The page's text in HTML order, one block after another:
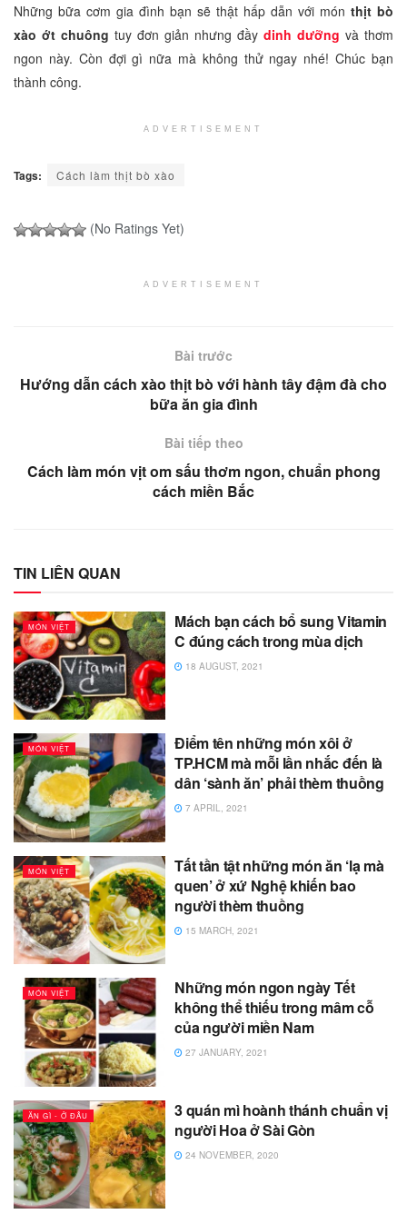
Những bữa cơm gia đình bạn sẽ thật hấp dẫn với món thịt bò
xào ớt chuông tuy đơn giản nhưng đầy dinh dưỡng và thơm
ngon này. Còn đợi gì nữa mà không thử ngay nhé! Chúc bạn
thành công.
ADVERTISEMENT
Tags: Cách làm thịt bò xào
(No Ratings Yet)
ADVERTISEMENT
Bài trước
Hướng dẫn cách xào thịt bò với hành tây đậm đà cho
bữa ăn gia đình
Bài tiếp theo
Cách làm món vịt om sấu thơm ngon, chuẩn phong
cách miền Bắc
TIN LIÊN QUAN
MÓN VIỆT
Mách bạn cách bổ sung Vitamin
C đúng cách trong mùa dịch
18 AUGUST, 2021
MÓN VIỆT
Điểm tên những món xôi ở
TP.HCM mà mỗi lần nhắc đến là
dân ‘sành ăn’ phải thèm thuồng
7 APRIL, 2021
MÓN VIỆT
Tất tần tật những món ăn ‘lạ mà
quen’ ở xứ Nghệ khiến bao
người thèm thuồng
15 MARCH, 2021
MÓN VIỆT
Những món ngon ngày Tết
không thể thiếu trong mâm cỗ
của người miền Nam
27 JANUARY, 2021
ĂN GÌ - Ở ĐÂU
3 quán mì hoành thánh chuẩn vị
người Hoa ở Sài Gòn
24 NOVEMBER, 2020